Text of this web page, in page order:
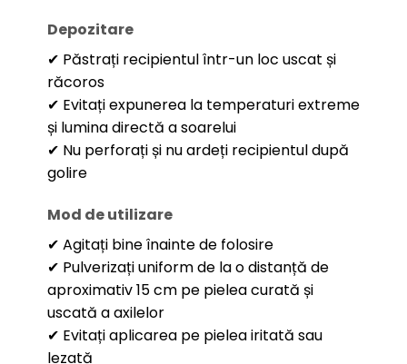
Depozitare
✔ Păstrați recipientul într-un loc uscat și
răcoros
✔ Evitați expunerea la temperaturi extreme
și lumina directă a soarelui
✔ Nu perforați și nu ardeți recipientul după
golire
Mod de utilizare
✔ Agitați bine înainte de folosire
✔ Pulverizați uniform de la o distanță de
aproximativ 15 cm pe pielea curată și
uscată a axilelor
✔ Evitați aplicarea pe pielea iritată sau
lezată